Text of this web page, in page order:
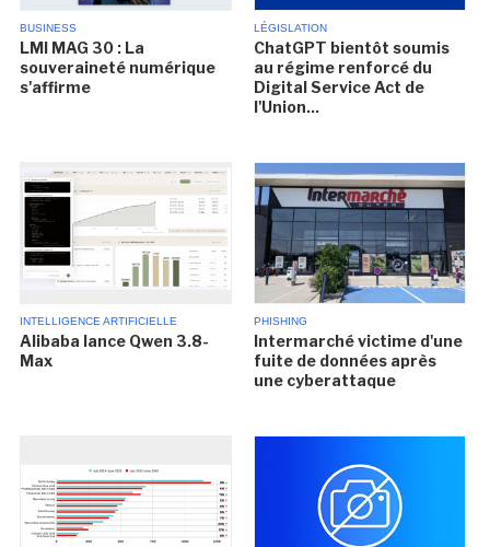
BUSINESS
LMI MAG 30 : La
souveraineté numérique
s'affirme
LÉGISLATION
ChatGPT bientôt soumis
au régime renforcé du
Digital Service Act de
l'Union...
INTELLIGENCE ARTIFICIELLE
Alibaba lance Qwen 3.8-
Max
PHISHING
Intermarché victime d'une
fuite de données après
une cyberattaque